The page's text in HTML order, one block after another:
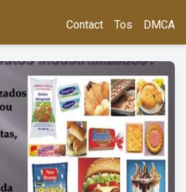
Contact Tos DMCA